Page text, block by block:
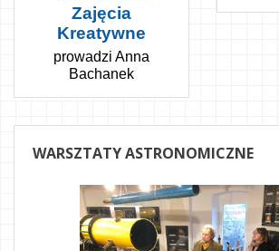
Zajęcia
Kreatywne
prowadzi Anna
Bachanek
WARSZTATYASTRONOMICZNE